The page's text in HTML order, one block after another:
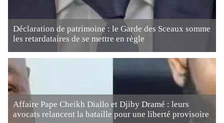
Déclaration de patrimoine : le Garde des Sceaux somme
les retardataires de se mettre en règle
Affaire Pape Cheikh Diallo et Djiby Dramé : leurs
avocats relancent la bataille pour une liberté provisoire